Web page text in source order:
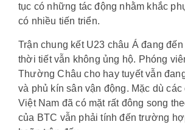
tục có những tác động nhằm khắc
có nhiều tiến triển.
Trận chung kết U23 châu Á đang
thời tiết vẫn không ủng hộ. Phóng
Thường Châu cho hay tuyết vẫn
và phủ kín sân vận động. Mặc dù các
Việt Nam đã có mặt rất đông song
của BTC vẫn phải tính đến trường